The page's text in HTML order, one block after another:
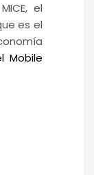
el
es el
Mobile